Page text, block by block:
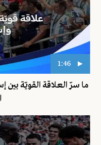
1:46
ما سرّ العلاقة القويّة بين